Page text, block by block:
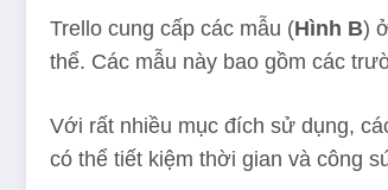
Trello cung cấp các mẫu (Hình B)
thể. Các mẫu này bao gồm các
Với rất nhiều mục đích sử dụng,
có thể tiết kiệm thời gian và công